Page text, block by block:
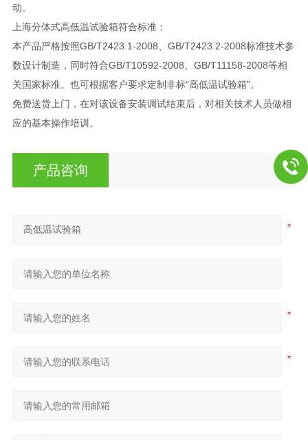
动。
上海分体式高低温试验箱符合标准：
本产品严格按照GB/T2423.1-2008、GB/T2423.2-2008标准技术参
数设计制造，同时符合GB/T10592-2008、GB/T11158-2008等相
关国家标准。也可根据客户要求定制非标“高低温试验箱"。
免费送货上门，在对该设备安装调试结束后，对相关技术人员做相
应的基本操作培训。
产品咨询